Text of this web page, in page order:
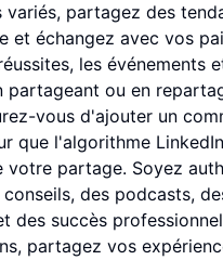
variés, partagez des
et échangez avec vos
les événements
partageant ou en
vous d'ajouter un
que l'algorithme
votre partage. Soyez
des podcasts,
des succès
partagez vos